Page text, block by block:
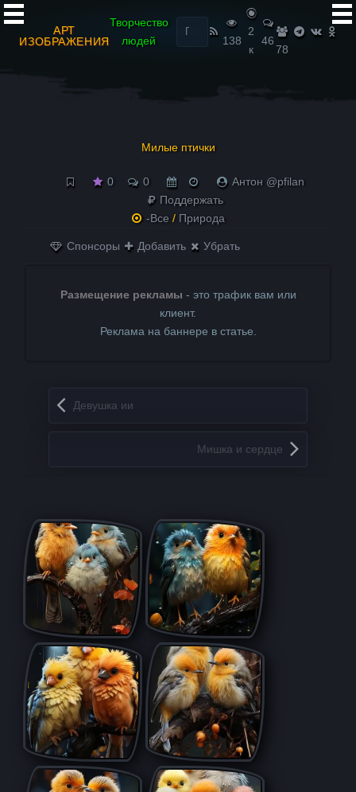
АРТ
ИЗОБРАЖЕНИЯ
Творчество
людей
Найти:
138
2
к
46
78
Милые птички
0 0
Антон @pfilan
Поддержать
-Все / Природа
Спонсоры Добавить Убрать
Размещение рекламы - это трафик вам или
клиент.
Реклама на баннере в статье.
Запись навигация
Девушка ии
Мишка и сердце